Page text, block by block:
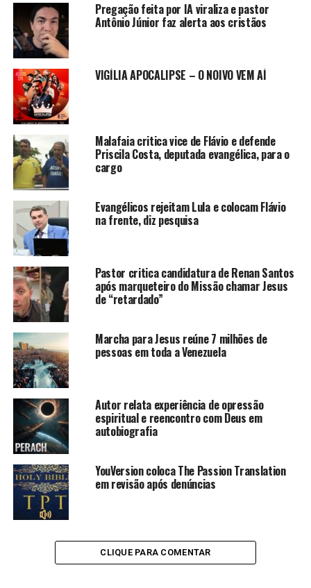
Pregação feita por IA viraliza e pastor
Antônio Júnior faz alerta aos cristãos
VIGÍLIA APOCALIPSE – O NOIVO VEM AÍ
Malafaia critica vice de Flávio e defende
Priscila Costa, deputada evangélica, para o
cargo
Evangélicos rejeitam Lula e colocam Flávio
na frente, diz pesquisa
Pastor critica candidatura de Renan Santos
após marqueteiro do Missão chamar Jesus
de “retardado”
Marcha para Jesus reúne 7 milhões de
pessoas em toda a Venezuela
Autor relata experiência de opressão
espiritual e reencontro com Deus em
autobiografia
YouVersion coloca The Passion Translation
em revisão após denúncias
CLIQUE PARA COMENTAR